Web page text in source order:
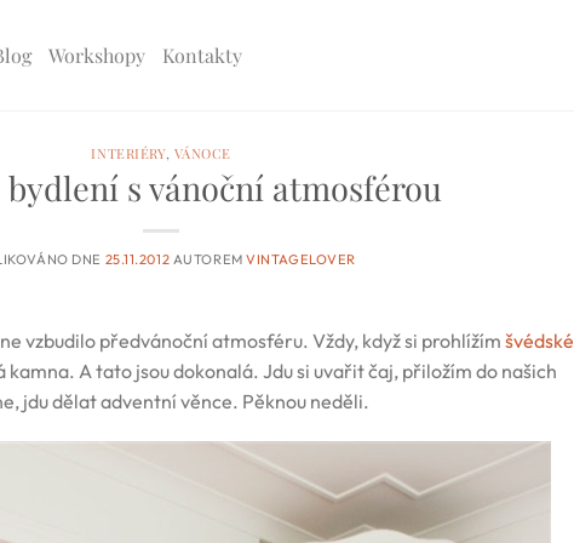
Workshopy Kontakty
INTERIÉRY, VÁNOCE
bydlení s vánoční atmosférou
DNE 25.11.2012 AUTOREMVINTAGELOVER
vzbudilo předvánoční atmosféru. Vždy, když si prohlížím švédské
A tato jsou dokonalá. Jdu si uvařit čaj, přiložím do našich
jdu dělat adventní věnce. Pěknou neděli.